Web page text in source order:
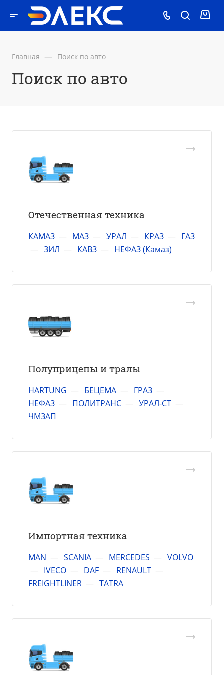
Главная — Поиск по авто
Поиск по авто
Отечественная техника
КАМАЗ — МАЗ — УРАЛ — КРАЗ — ГАЗ
— ЗИЛ — КАВЗ — НЕФАЗ (Камаз)
Полуприцепы и тралы
HARTUNG — БЕЦЕМА — ГРАЗ —
НЕФАЗ — ПОЛИТРАНС — УРАЛ-СТ —
ЧМЗАП
Импортная техника
MAN — SCANIA — MERCEDES — VOLVO
— IVECO — DAF — RENAULT —
FREIGHTLINER — TATRA